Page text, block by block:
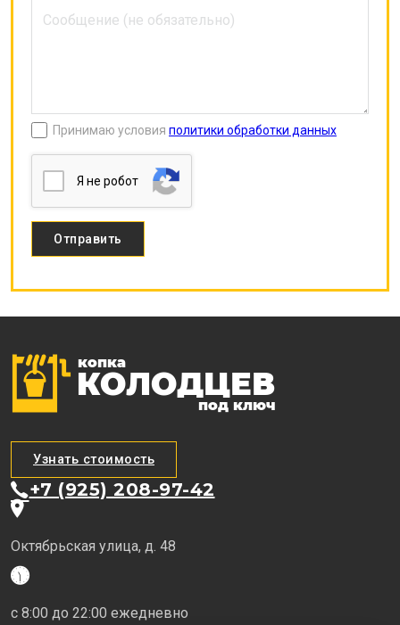
Принимаю условия политики обработки данных
Я нe poбoт
Узнать стоимость
+7 (925) 208-97-42
Октябрьская улица, д. 48
с 8:00 до 22:00 ежедневно